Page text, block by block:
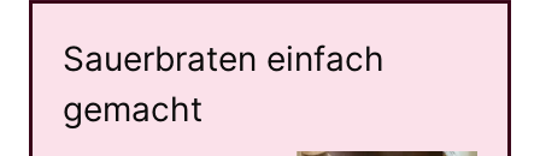
Sauerbraten einfach
gemacht